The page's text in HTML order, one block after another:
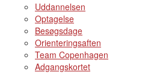
Uddannelsen
Optagelse
Besøgsdage
Orienteringsaften
Team Copenhagen
Adgangskortet